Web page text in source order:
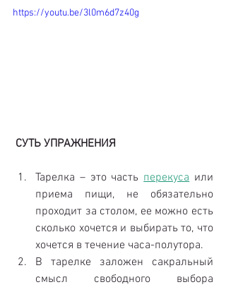
https://youtu.be/3l0m6d7z40g
СУТЬ УПРАЖНЕНИЯ
Тарелка – это часть перекуса или
приема пищи, не обязательно
проходит за столом, ее можно есть
сколько хочется и выбирать то, что
хочется в течение часа-полутора.
В тарелке заложен сакральный
смысл свободного выбора